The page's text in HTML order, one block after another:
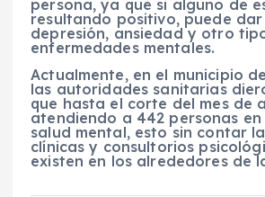
persona, ya que si alguno de
resultando positivo, puede
depresión, ansiedad y otro
enfermedades mentales.
Actualmente, en el municipio
las autoridades sanitarias
que hasta el corte del mes de
atendiendo a 442 personas
salud mental, esto sin contar
clínicas y consultorios
existen en los alrededores de